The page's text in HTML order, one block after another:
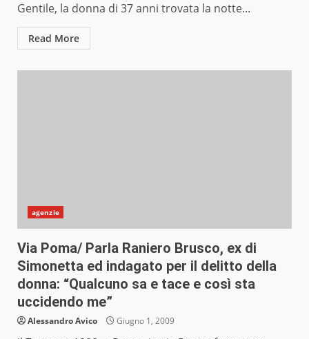
Gentile, la donna di 37 anni trovata la notte...
Read More
agenzie
Via Poma/ Parla Raniero Brusco, ex di
Simonetta ed indagato per il delitto della
donna: “Qualcuno sa e tace e così sta
uccidendo me”
Alessandro Avico Giugno 1, 2009